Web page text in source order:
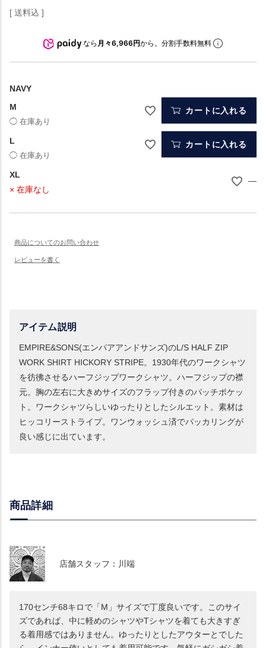
送料込
なら 月々6,966円から。分割手数料無料
NAVY
M
カートに入れる
L カートに入れる
XL
× 在庫なし
—
アイテム説明
EMPIRE&SONS(エンパアアンドサンズ)のL/S HALF ZIP
WORK SHIRT HICKORY STRIPE。1930年代のワークシャツ
を彷彿させるハーフジップワークシャツ。ハーフジップの襟
元。胸の左右に大きめサイズのフラップ付きのパッチポケッ
ト。ワークシャツらしいゆったりとしたシルエット。素材は
ヒッコリーストライプ。ワンウォッシュ済でパッカリングが
良い感じに出ています。
商品詳細
店舗スタッフ：川端
170センチ68キロで「M」サイズで丁度良いです。このサイ
ズであれば、中に軽めのシャツやTシャツを着ても大きすぎ
る着用感ではありません。ゆったりとしたアウターとでした